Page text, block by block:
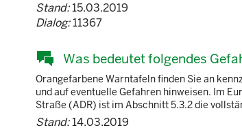
Stand:15.03.2019
Dialog:11367
Was bedeutet folgendes
Orangefarbene Warntafeln finden Sie an
und auf eventuelle Gefahren hinweisen. Im
Straße (ADR) ist im Abschnitt 5.3.2 die
Stand:14.03.2019